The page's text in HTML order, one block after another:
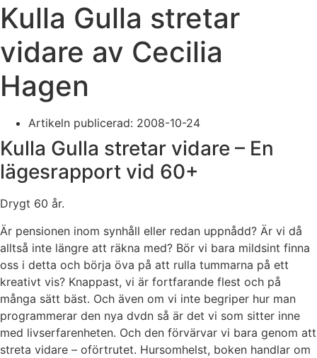
Kulla Gulla stretar
vidare av Cecilia
Hagen
Artikeln publicerad: 2008-10-24
Kulla Gulla stretar vidare – En
lägesrapport vid 60+
Drygt 60 år.
Är pensionen inom synhåll eller redan uppnådd? Är vi då
alltså inte längre att räkna med? Bör vi bara mildsint finna
oss i detta och börja öva på att rulla tummarna på ett
kreativt vis? Knappast, vi är fortfarande flest och på
många sätt bäst. Och även om vi inte begriper hur man
programmerar den nya dvdn så är det vi som sitter inne
med livserfarenheten. Och den förvärvar vi bara genom att
streta vidare – oförtrutet. Hursomhelst, boken handlar om